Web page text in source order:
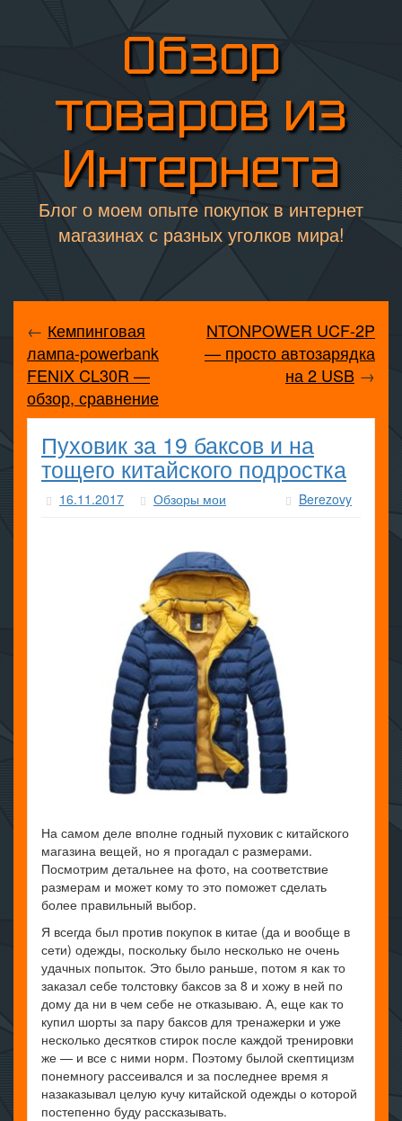
Обзор
товаров из
Интернета
Блог о моем опыте покупок в интернет
магазинах с разных уголков мира!
← Кемпинговая
лампа-powerbank
FENIX CL30R —
обзор, сравнение
NTONPOWER UCF-2P
— просто автозарядка
на 2 USB →
Пуховик за 19 баксов и на
тощего китайского подростка
16.11.2017 Обзоры мои Berezovy
На самом деле вполне годный пуховик с китайского
магазина вещей, но я прогадал с размерами.
Посмотрим детальнее на фото, на соответствие
размерам и может кому то это поможет сделать
более правильный выбор.
Я всегда был против покупок в китае (да и вообще в
сети) одежды, поскольку было несколько не очень
удачных попыток. Это было раньше, потом я как то
заказал себе толстовку баксов за 8 и хожу в ней по
дому да ни в чем себе не отказываю. А, еще как то
купил шорты за пару баксов для тренажерки и уже
несколько десятков стирок после каждой тренировки
же — и все с ними норм. Поэтому былой скептицизм
понемногу рассеивался и за последнее время я
назаказывал целую кучу китайской одежды о которой
постепенно буду рассказывать.